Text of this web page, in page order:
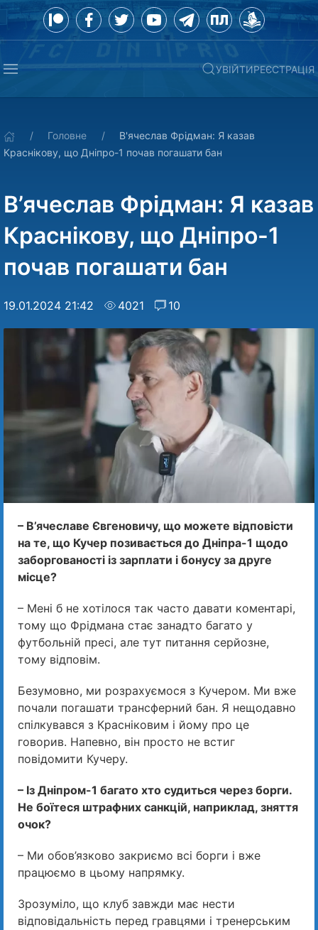
УВІЙТИРЕЄСТРАЦІЯ
Головне
В'ячеслав Фрідман: Я казав
Краснікову, що Дніпро-1 почав погашати бан
В’ячеслав Фрідман: Я казав
Краснікову, що Дніпро-1
почав погашати бан
19.01.2024 21:42 4021 10
– В’ячеславе Євгеновичу, що можете відповісти
на те, що Кучер позивається до Дніпра-1 щодо
заборгованості із зарплати і бонусу за друге
місце?
– Мені б не хотілося так часто давати коментарі,
тому що Фрідмана стає занадто багато у
футбольній пресі, але тут питання серйозне,
тому відповім.
Безумовно, ми розрахуємося з Кучером. Ми вже
почали погашати трансферний бан. Я нещодавно
спілкувався з Красніковим і йому про це
говорив. Напевно, він просто не встиг
повідомити Кучеру.
– Із Дніпром-1 багато хто судиться через борги.
Не боїтеся штрафних санкцій, наприклад, зняття
очок?
– Ми обов’язково закриємо всі борги і вже
працюємо в цьому напрямку.
Зрозуміло, що клуб завжди має нести
відповідальність перед гравцями і тренерським